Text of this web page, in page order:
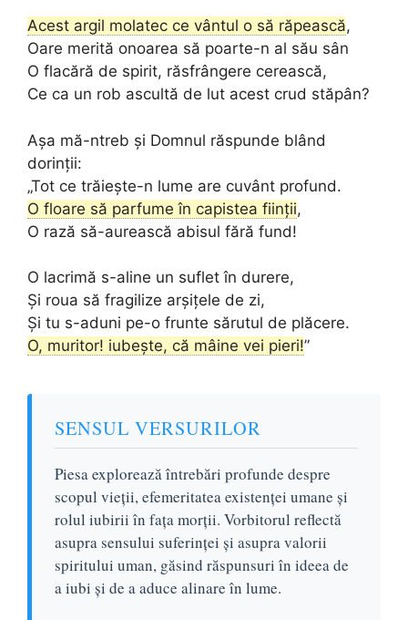
Acest argil molatec ce vântul o să răpească,
Oare merită onoarea să poarte-n al său sân
O flacără de spirit, răsfrângere cerească,
Ce ca un rob ascultă de lut acest crud stăpân?
Așa mă-ntreb și Domnul răspunde blând
dorinții:
„Tot ce trăiește-n lume are cuvânt profund.
O floare să parfume în capistea ființii,
O rază să-aurească abisul fără fund!
O lacrimă s-aline un suflet în durere,
Și roua să fragilize arșițele de zi,
Și tu s-aduni pe-o frunte sărutul de plăcere.
O, muritor! iubește, că mâine vei pieri!”
SENSUL VERSURILOR
Piesa explorează întrebări profunde despre
scopul vieții, efemeritatea existenței umane și
rolul iubirii în fața morții. Vorbitorul reflectă
asupra sensului suferinței și asupra valorii
spiritului uman, găsind răspunsuri în ideea de
a iubi și de a aduce alinare în lume.